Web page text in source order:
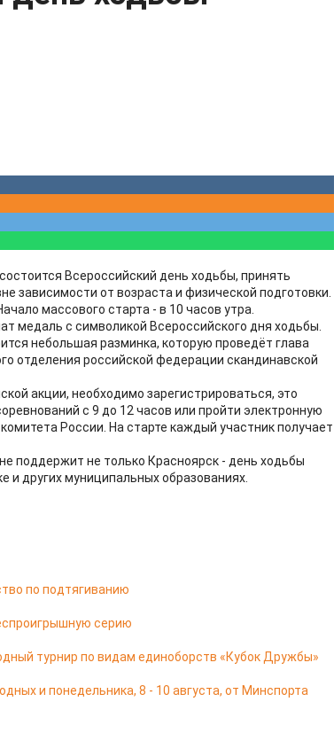
Всероссийский день ходьбы, принять
зависимости от возраста и физической подготовки.
массового старта - в 10 часов утра.
медаль с символикой Всероссийского дня ходьбы.
небольшая разминка, которую проведёт глава
отделения российской федерации скандинавской
акции, необходимо зарегистрироваться, это
с 9 до 12 часов или пройти электронную
России. На старте каждый участник получает
поддержит не только Красноярск - день ходьбы
и других муниципальных образованиях.
по подтягиванию
серию
турнир по видам единоборств «Кубок Дружбы»
и понедельника, 8 - 10 августа, от Минспорта